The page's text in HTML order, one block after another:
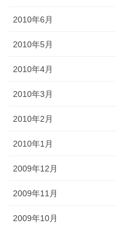
2010年6月
2010年5月
2010年4月
2010年3月
2010年2月
2010年1月
2009年12月
2009年11月
2009年10月